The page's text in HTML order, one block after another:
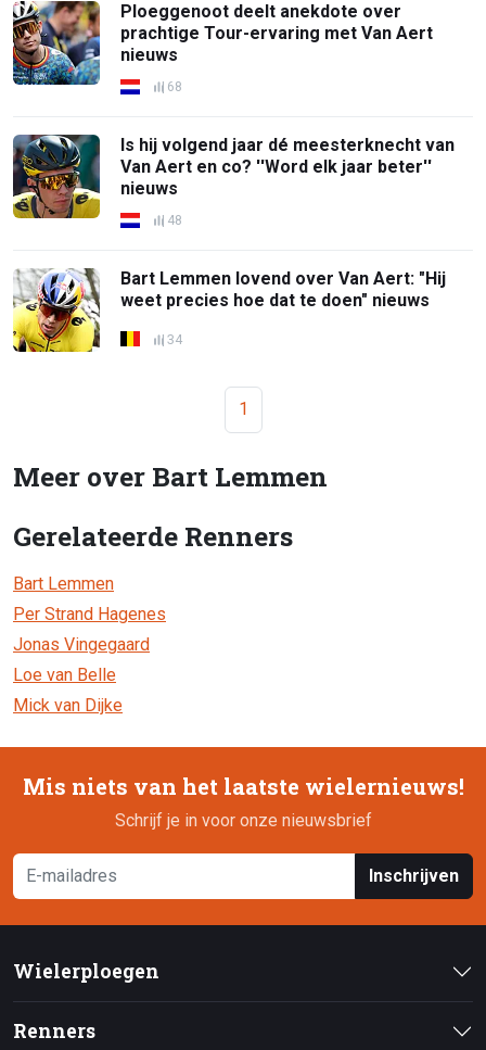
Ploeggenoot deelt anekdote over
prachtige Tour-ervaring met Van Aert
nieuws
68
Is hij volgend jaar dé meesterknecht van
Van Aert en co? ''Word elk jaar beter''
nieuws
48
Bart Lemmen lovend over Van Aert: "Hij
weet precies hoe dat te doen" nieuws
34
1
Meer over Bart Lemmen
Gerelateerde Renners
Bart Lemmen
Per Strand Hagenes
Jonas Vingegaard
Loe van Belle
Mick van Dijke
Mis niets van het laatste wielernieuws!
Schrijf je in voor onze nieuwsbrief
Inschrijven
Wielerploegen
Renners